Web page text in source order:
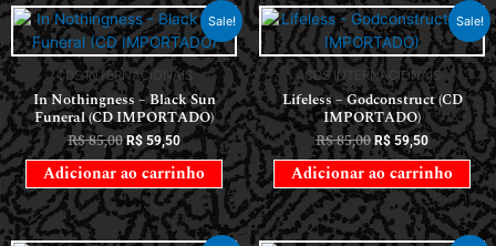
Sale!
CDS INTERNACIONAIS
In Nothingness – Black Sun
Funeral (CD IMPORTADO)
R$85,00 R$ 59,50
Adicionar ao carrinho
Sale!
CDS INTERNACIONAIS
Lifeless – Godconstruct (CD
IMPORTADO)
R$85,00 R$ 59,50
Adicionar ao carrinho